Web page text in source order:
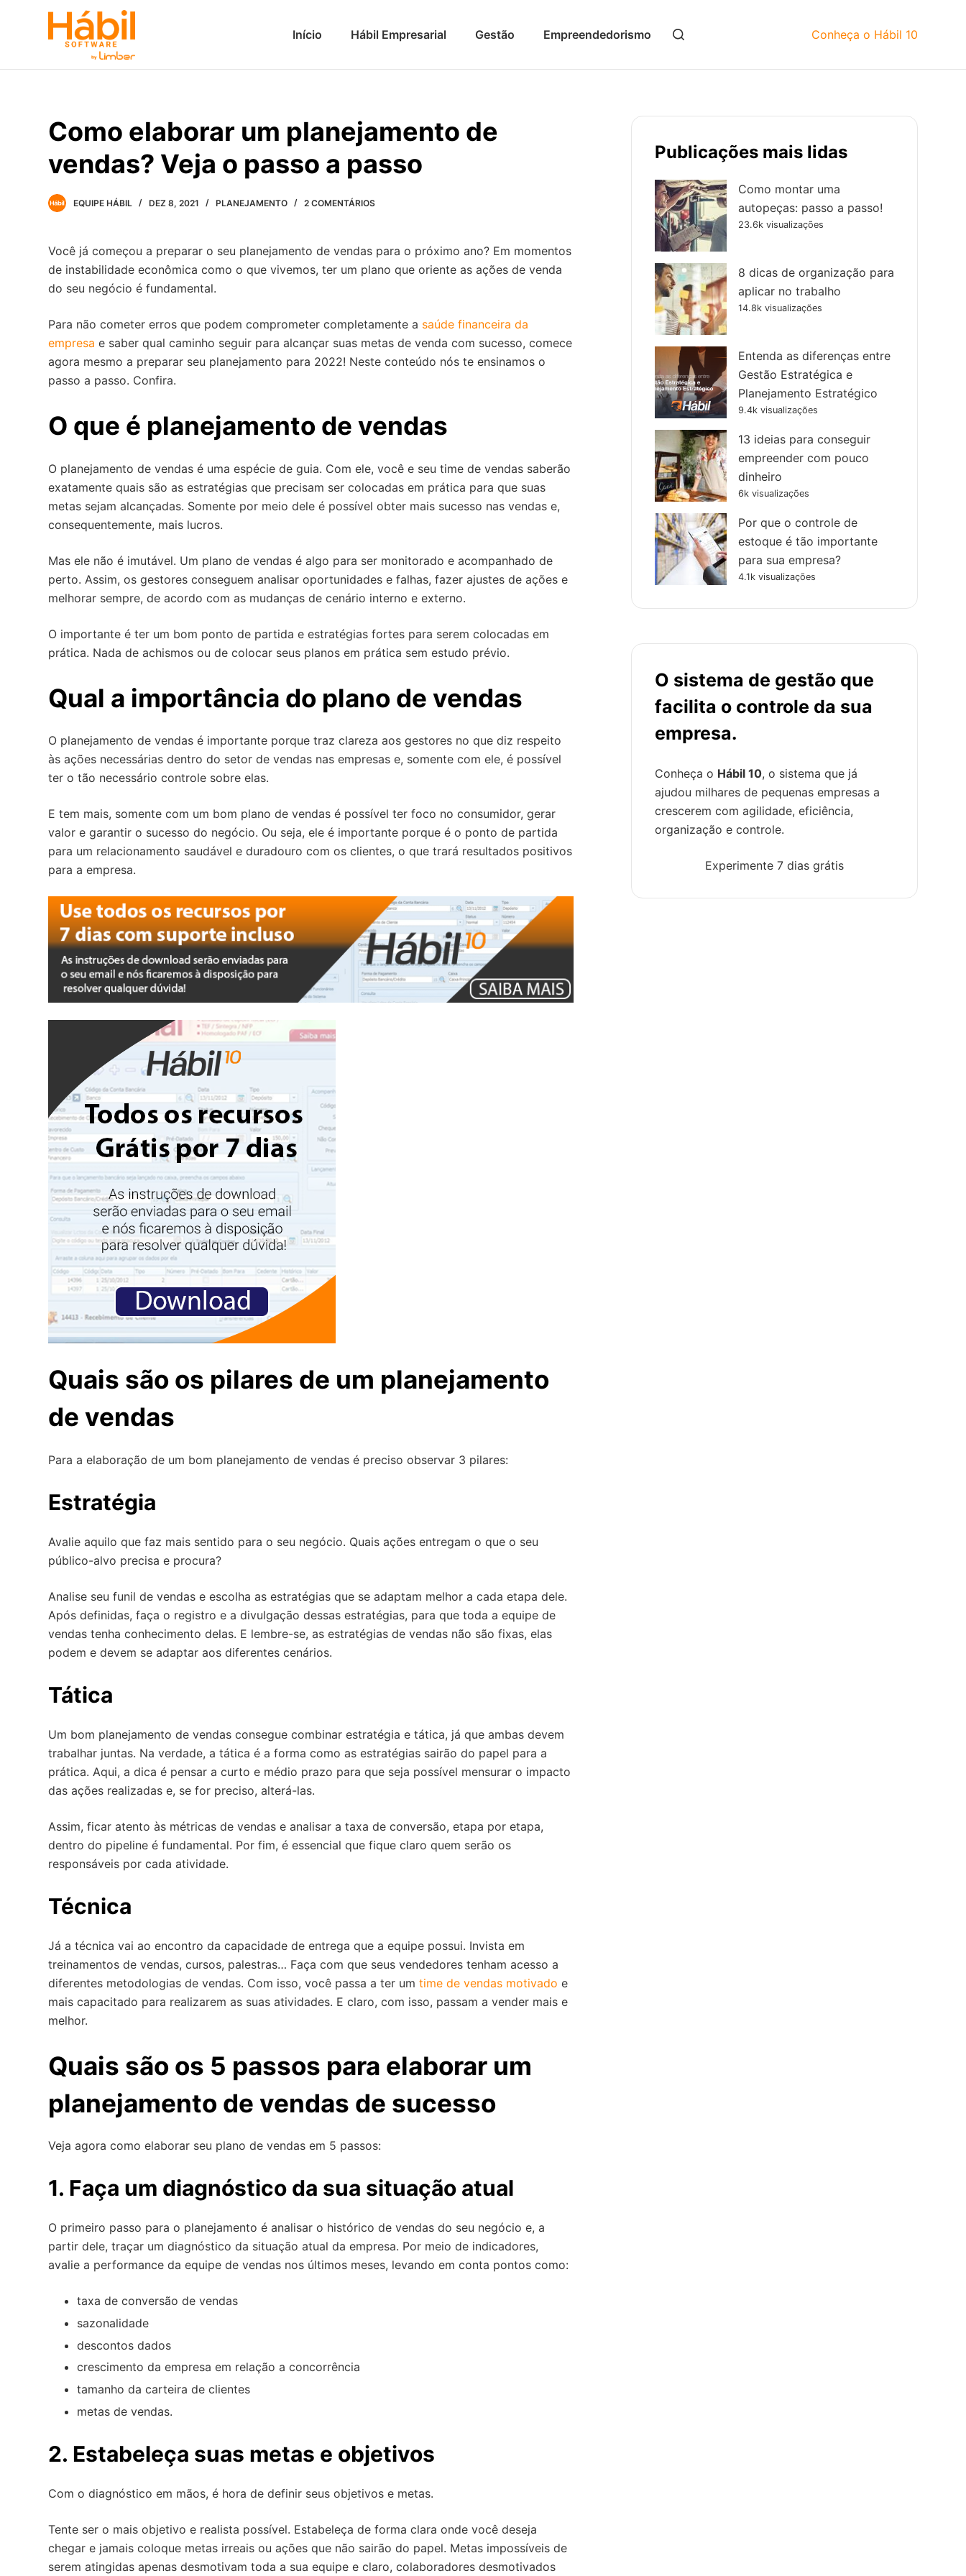
a
Início Hábil Empresarial Gestão Empreendedorismo Conheça o Hábil 10
Como elaborar um planejamento de
vendas? Veja o passo a passo
EQUIPE HÁBIL DEZ 8, 2021 PLANEJAMENTO 2 COMENTÁRIOS
Você já começou a preparar o seu planejamento de vendas para o próximo ano? Em momentos
de instabilidade econômica como o que vivemos, ter um plano que oriente as ações de venda
do seu negócio é fundamental.
Para não cometer erros que podem comprometer completamente a saúde financeira da
empresa e saber qual caminho seguir para alcançar suas metas de venda com sucesso, comece
agora mesmo a preparar seu planejamento para 2022! Neste conteúdo nós te ensinamos o
passo a passo. Confira.
O que é planejamento de vendas
O planejamento de vendas é uma espécie de guia. Com ele, você e seu time de vendas saberão
exatamente quais são as estratégias que precisam ser colocadas em prática para que suas
metas sejam alcançadas. Somente por meio dele é possível obter mais sucesso nas vendas e,
consequentemente, mais lucros.
Mas ele não é imutável. Um plano de vendas é algo para ser monitorado e acompanhado de
perto. Assim, os gestores conseguem analisar oportunidades e falhas, fazer ajustes de ações e
melhorar sempre, de acordo com as mudanças de cenário interno e externo.
O importante é ter um bom ponto de partida e estratégias fortes para serem colocadas em
prática. Nada de achismos ou de colocar seus planos em prática sem estudo prévio.
Qual a importância do plano de vendas
O planejamento de vendas é importante porque traz clareza aos gestores no que diz respeito
às ações necessárias dentro do setor de vendas nas empresas e, somente com ele, é possível
ter o tão necessário controle sobre elas.
E tem mais, somente com um bom plano de vendas é possível ter foco no consumidor, gerar
valor e garantir o sucesso do negócio. Ou seja, ele é importante porque é o ponto de partida
para um relacionamento saudável e duradouro com os clientes, o que trará resultados positivos
para a empresa.
Quais são os pilares de um planejamento
de vendas
Para a elaboração de um bom planejamento de vendas é preciso observar 3 pilares:
Estratégia
Avalie aquilo que faz mais sentido para o seu negócio. Quais ações entregam o que o seu
público-alvo precisa e procura?
Analise seu funil de vendas e escolha as estratégias que se adaptam melhor a cada etapa dele.
Após definidas, faça o registro e a divulgação dessas estratégias, para que toda a equipe de
vendas tenha conhecimento delas. E lembre-se, as estratégias de vendas não são fixas, elas
podem e devem se adaptar aos diferentes cenários.
Tática
Um bom planejamento de vendas consegue combinar estratégia e tática, já que ambas devem
trabalhar juntas. Na verdade, a tática é a forma como as estratégias sairão do papel para a
prática. Aqui, a dica é pensar a curto e médio prazo para que seja possível mensurar o impacto
das ações realizadas e, se for preciso, alterá-las.
Assim, ficar atento às métricas de vendas e analisar a taxa de conversão, etapa por etapa,
dentro do pipeline é fundamental. Por fim, é essencial que fique claro quem serão os
responsáveis por cada atividade.
Técnica
Já a técnica vai ao encontro da capacidade de entrega que a equipe possui. Invista em
treinamentos de vendas, cursos, palestras… Faça com que seus vendedores tenham acesso a
diferentes metodologias de vendas. Com isso, você passa a ter umtime de vendas motivado e
mais capacitado para realizarem as suas atividades. E claro, com isso, passam a vender mais e
melhor.
Quais são os 5 passos para elaborar um
planejamento de vendas de sucesso
Veja agora como elaborar seu plano de vendas em 5 passos:
1. Faça um diagnóstico da sua situação atual
O primeiro passo para o planejamento é analisar o histórico de vendas do seu negócio e, a
partir dele, traçar um diagnóstico da situação atual da empresa. Por meio de indicadores,
avalie a performance da equipe de vendas nos últimos meses, levando em conta pontos como:
taxa de conversão de vendas
sazonalidade
descontos dados
crescimento da empresa em relação a concorrência
tamanho da carteira de clientes
metas de vendas.
2. Estabeleça suas metas e objetivos
Com o diagnóstico em mãos, é hora de definir seus objetivos e metas.
Tente ser o mais objetivo e realista possível. Estabeleça de forma clara onde você deseja
chegar e jamais coloque metas irreais ou ações que não sairão do papel. Metas impossíveis de
serem atingidas apenas desmotivam toda a sua equipe e claro, colaboradores desmotivados
Publicações mais lidas
Como montar uma
autopeças: passo a passo!
23.6k visualizações
8 dicas de organização para
aplicar no trabalho
14.8k visualizações
Entenda as diferenças entre
Gestão Estratégica e
Planejamento Estratégico
9.4k visualizações
13 ideias para conseguir
empreender com pouco
dinheiro
6k visualizações
Por que o controle de
estoque é tão importante
para sua empresa?
4.1k visualizações
O sistema de gestão que
facilita o controle da sua
empresa.
Conheça o Hábil 10, o sistema que já
ajudou milhares de pequenas empresas a
crescerem com agilidade, eficiência,
organização e controle.
Experimente 7 dias grátis